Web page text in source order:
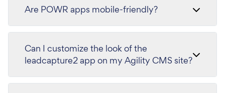
Are POWR apps mobile-friendly?
Can I customize the look of the
leadcapture2 app on my Agility CMS site?